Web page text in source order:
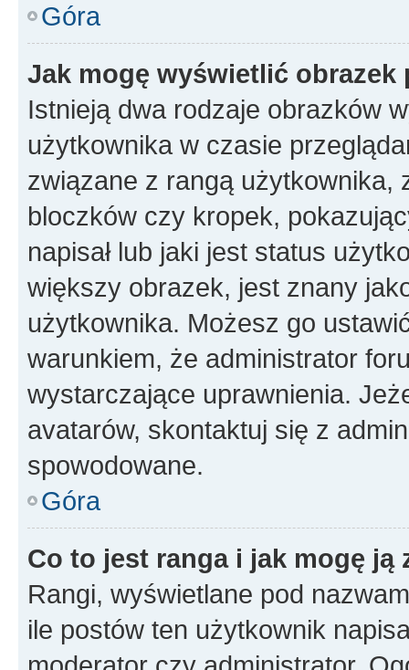
Góra
Jak mogę wyświetlić
Istnieją dwa rodzaje obrazków
użytkownika w czasie
związane z rangą użytkownika,
bloczków czy kropek,
napisał lub jaki jest status
większy obrazek, jest znany
użytkownika. Możesz go
warunkiem, że administrator
wystarczające uprawnienia.
avatarów, skontaktuj się z
spowodowane.
Góra
Co to jest ranga i jak mogę ją
Rangi, wyświetlane pod
ile postów ten użytkownik